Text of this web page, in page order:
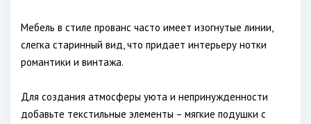
Мебель в стиле прованс часто имеет изогнутые линии,
слегка старинный вид, что придает интерьеру нотки
романтики и винтажа.
Для создания атмосферы уюта и непринужденности
добавьте текстильные элементы – мягкие подушки с